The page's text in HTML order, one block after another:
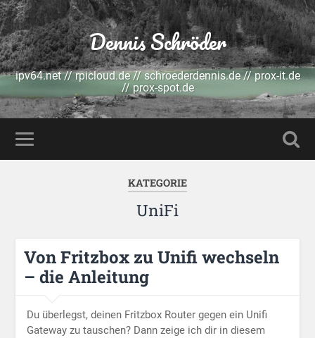
Dennis Schröder
ipv64.net // rpicloud.de // schroederdennis.de // prox-it.de
// prox-spot.de
KATEGORIE
UniFi
Von Fritzbox zu Unifi wechseln
– die Anleitung
Du überlegst, deinen Fritzbox Router gegen ein Unifi
Gateway zu tauschen? Dann zeige ich dir in diesem